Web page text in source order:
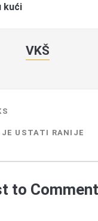
kući
VKŠ
USTATI RANIJE
to Comment